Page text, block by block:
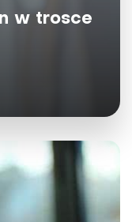
umysłu i